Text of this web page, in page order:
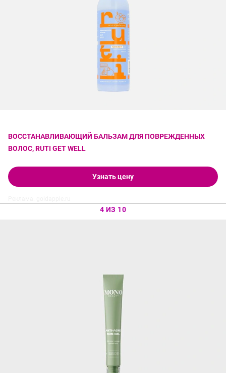
ВОССТАНАВЛИВАЮЩИЙ БАЛЬЗАМ ДЛЯ ПОВРЕЖДЕННЫХ
ВОЛОС, RUTI GET WELL
Узнать цену
4 ИЗ 10